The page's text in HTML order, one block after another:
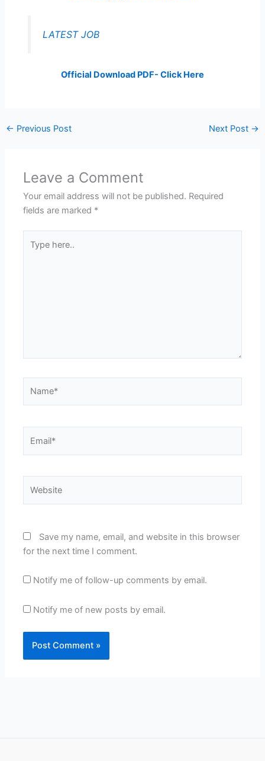
LATEST JOB
Official Download PDF- Click Here
← Previous Post Next Post →
Leave a Comment
Your email address will not be published. Required
fields are marked *
here..
Save my name, email, and website in this browser
for the next time I comment.
Notify me of follow-up comments by email.
Notify me of new posts by email.